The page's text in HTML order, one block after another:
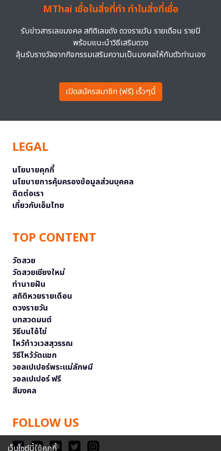
MThai เชื่อในสิ่งที่ทำ ทำในสิ่งที่เชื่อ
รับข่าวสารเลขมงคล สถิติเลขดัง ดวงรายวัน รายเดือน รายปี
พร้อมแนะนำวิธีเสริมดวง
ลุ้นรับรางวัลจากกิจกรรมเสริมความเป็นมงคลให้กับตัวท่านเอง
เปิดสมัครสมาชิก (ฟรี) เร็วๆนี้
LEGAL
นโยบายคุกกี้
นโยบายการคุ้มครองข้อมูลส่วนบุคคล
ติดต่อเรา
เกี่ยวกับเอ็มไทย
TOP CONTENT
วัดสวย
วัดสวยเชียงใหม่
ทำนายฝัน
สถิติหวยรายเดือน
ดวงรายวัน
บทสวดมนต์
วิธีบนไอ้ไข่
ไหว้ท้าวเวสสุวรรณ
วิธีไหว้วัดแขก
วอลเปเปอร์พระแม่ลักษมี
วอลเปเปอร์ ฟรี
สีมงคล
FOLLOW US
เว็บไซต์นี้ใช้คุกกี้